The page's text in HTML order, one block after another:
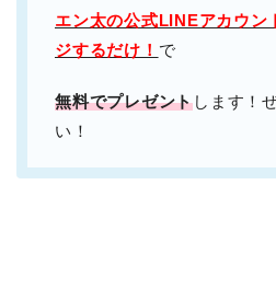
エン太の公式LINEアカウ
ジするだけ！ で
無料でプレゼントします！
い！